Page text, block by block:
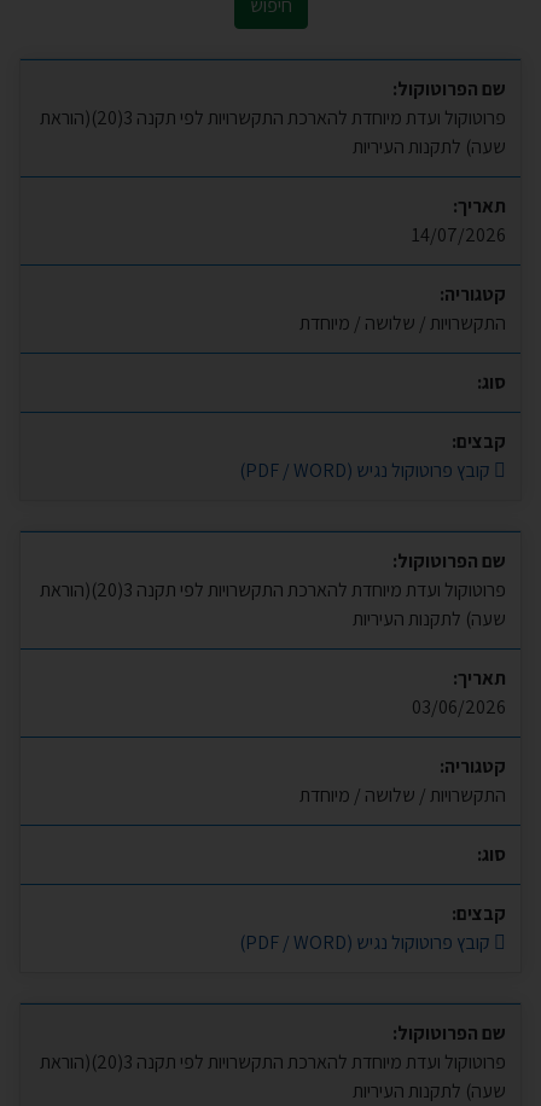
חיפוש
שם הפרוטוקול:
פרוטוקול ועדת מיוחדת להארכת התקשרויות לפי תקנה 3(20)(הוראת
שעה) לתקנות העיריות
תאריך:
14/07/2026
קטגוריה:
התקשרויות / שלושה / מיוחדת
סוג:
קבצים:
קובץ פרוטוקול נגיש (PDF / WORD)
שם הפרוטוקול:
פרוטוקול ועדת מיוחדת להארכת התקשרויות לפי תקנה 3(20)(הוראת
שעה) לתקנות העיריות
תאריך:
03/06/2026
קטגוריה:
התקשרויות / שלושה / מיוחדת
סוג:
קבצים:
קובץ פרוטוקול נגיש (PDF / WORD)
שם הפרוטוקול:
פרוטוקול ועדת מיוחדת להארכת התקשרויות לפי תקנה 3(20)(הוראת
שעה) לתקנות העיריות